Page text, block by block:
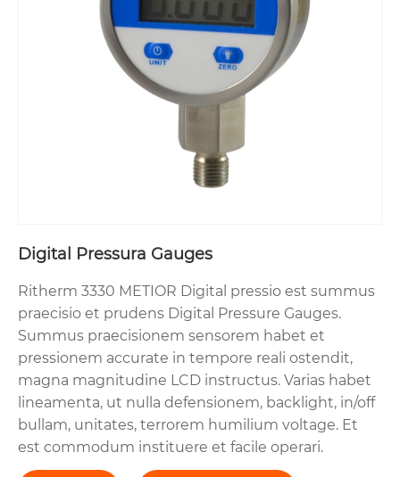
Digital Pressura Gauges
Ritherm 3330 METIOR Digital pressio est summus
praecisio et prudens Digital Pressure Gauges.
Summus praecisionem sensorem habet et
pressionem accurate in tempore reali ostendit,
magna magnitudine LCD instructus. Varias habet
lineamenta, ut nulla defensionem, backlight, in/off
bullam, unitates, terrorem humilium voltage. Et
est commodum instituere et facile operari.